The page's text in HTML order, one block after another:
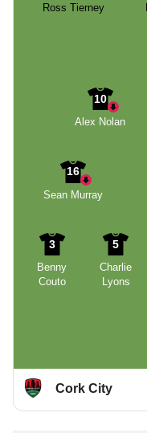
Ross Tierney
10
Alex Nolan
16
Sean Murray
3
Benny
Couto
5
Charlie
Lyons
Cork City